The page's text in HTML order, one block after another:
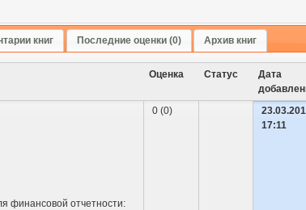
книг Последние оценки (0) Архив книг
Оценка Cтатус
Дата
финансовой отчетности:
0 (0)
17:11